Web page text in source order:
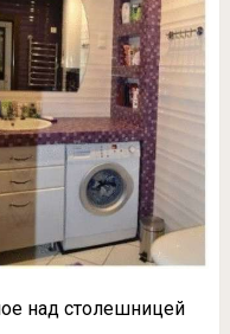
над столешницей